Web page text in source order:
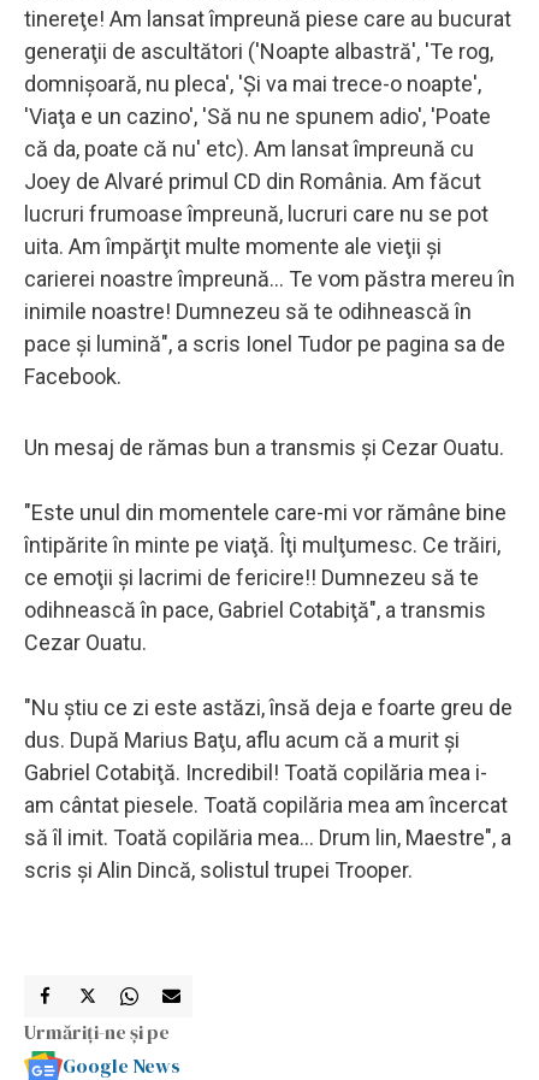
tinereţe! Am lansat împreună piese care au bucurat
generaţii de ascultători ('Noapte albastră', 'Te rog,
domnişoară, nu pleca', 'Şi va mai trece-o noapte',
'Viaţa e un cazino', 'Să nu ne spunem adio', 'Poate
că da, poate că nu' etc). Am lansat împreună cu
Joey de Alvaré primul CD din România. Am făcut
lucruri frumoase împreună, lucruri care nu se pot
uita. Am împărţit multe momente ale vieţii şi
carierei noastre împreună... Te vom păstra mereu în
inimile noastre! Dumnezeu să te odihnească în
pace şi lumină", a scris Ionel Tudor pe pagina sa de
Facebook.
Un mesaj de rămas bun a transmis şi Cezar Ouatu.
"Este unul din momentele care-mi vor rămâne bine
întipărite în minte pe viaţă. Îţi mulţumesc. Ce trăiri,
ce emoţii şi lacrimi de fericire!! Dumnezeu să te
odihnească în pace, Gabriel Cotabiţă", a transmis
Cezar Ouatu.
"Nu ştiu ce zi este astăzi, însă deja e foarte greu de
dus. După Marius Baţu, aflu acum că a murit şi
Gabriel Cotabiţă. Incredibil! Toată copilăria mea i-
am cântat piesele. Toată copilăria mea am încercat
să îl imit. Toată copilăria mea... Drum lin, Maestre", a
scris şi Alin Dincă, solistul trupei Trooper.
Urmăriți-ne și pe
Google News